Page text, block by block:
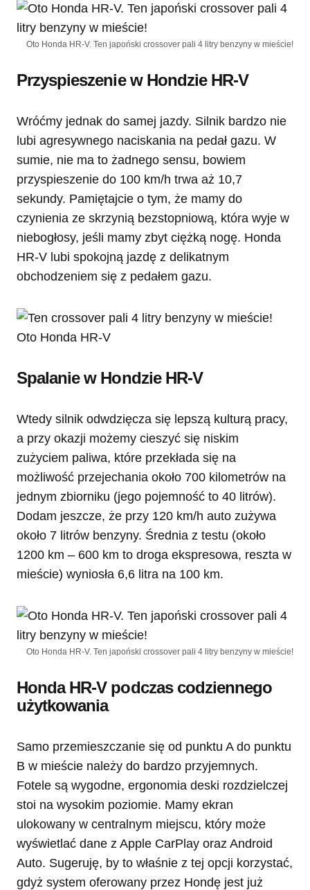
Oto Honda HR-V. Ten japoński crossover pali 4 litry benzyny w mieście!
Przyspieszenie w Hondzie HR-V
Wróćmy jednak do samej jazdy. Silnik bardzo nie
lubi agresywnego naciskania na pedał gazu. W
sumie, nie ma to żadnego sensu, bowiem
przyspieszenie do 100 km/h trwa aż 10,7
sekundy. Pamiętajcie o tym, że mamy do
czynienia ze skrzynią bezstopniową, która wyje w
niebogłosy, jeśli mamy zbyt ciężką nogę. Honda
HR-V lubi spokojną jazdę z delikatnym
obchodzeniem się z pedałem gazu.
Spalanie w Hondzie HR-V
Wtedy silnik odwdzięcza się lepszą kulturą pracy,
a przy okazji możemy cieszyć się niskim
zużyciem paliwa, które przekłada się na
możliwość przejechania około 700 kilometrów na
jednym zbiorniku (jego pojemność to 40 litrów).
Dodam jeszcze, że przy 120 km/h auto zużywa
około 7 litrów benzyny. Średnia z testu (około
1200 km – 600 km to droga ekspresowa, reszta w
mieście) wyniosła 6,6 litra na 100 km.
Oto Honda HR-V. Ten japoński crossover pali 4 litry benzyny w mieście!
Honda HR-V podczas codziennego
użytkowania
Samo przemieszczanie się od punktu A do punktu
B w mieście należy do bardzo przyjemnych.
Fotele są wygodne, ergonomia deski rozdzielczej
stoi na wysokim poziomie. Mamy ekran
ulokowany w centralnym miejscu, który może
wyświetlać dane z Apple CarPlay oraz Android
Auto. Sugeruję, by to właśnie z tej opcji korzystać,
gdyż system oferowany przez Hondę jest już